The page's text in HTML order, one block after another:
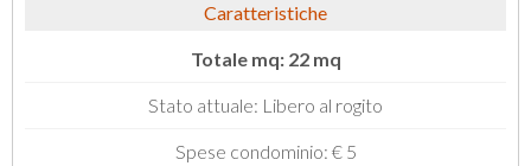
Caratteristiche
Totale mq: 22 mq
Stato attuale: Libero al rogito
Spese condominio: € 5